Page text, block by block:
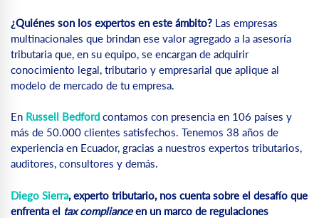
¿Quiénes son los expertos en este ámbito? Las empresas
multinacionales que brindan ese valor agregado a la asesoría
tributaria que, en su equipo, se encargan de adquirir
conocimiento legal, tributario y empresarial que aplique al
modelo de mercado de tu empresa.
En Russell Bedford contamos con presencia en 106 países y
más de 50.000 clientes satisfechos. Tenemos 38 años de
experiencia en Ecuador, gracias a nuestros expertos tributarios,
auditores, consultores y demás.
Diego Sierra, experto tributario, nos cuenta sobre el desafío que
enfrenta el tax complianceen un marco de regulaciones